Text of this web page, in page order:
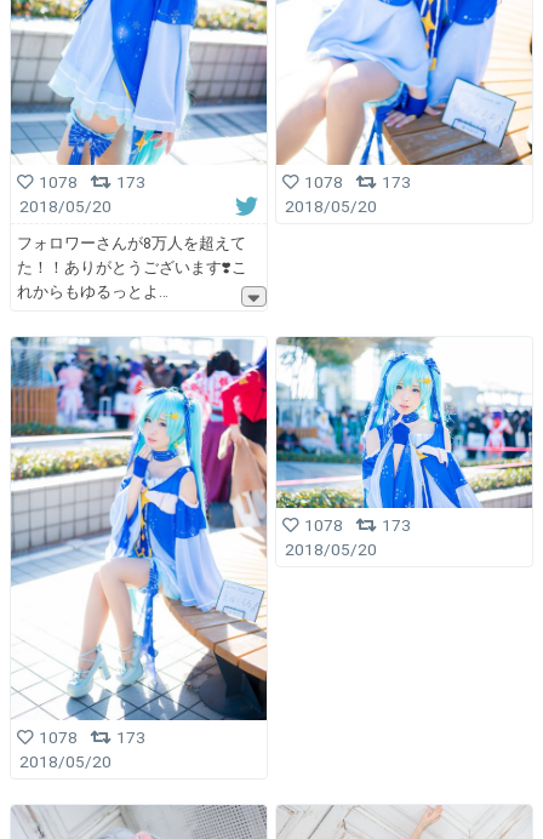
1078
173
2018/05/20
フォロワーさんが8万人を超えて
た！！ありがとうございます❣️こ
れからもゆるっとよ
1078
173
2018/05/20
1078
173
2018/05/20
1078
173
2018/05/20